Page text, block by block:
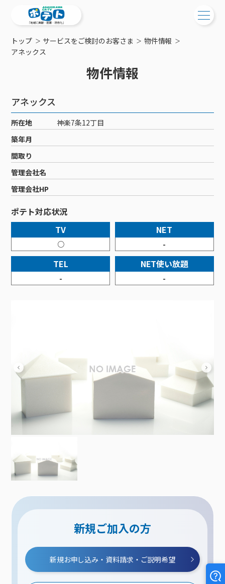
ご検討中の方
工事・配線について
新居をご検討中の方へ
ポテトを導入している集合住宅
物件情報
特典・キャンペーン
おトクな割引サービス
ご加入中の方
ご加入中のサービス確認・変更
WEBメール
サポートサービス
サポートサービストップ
リモートコール
回線速度測定
接続・設定⽅法
訪問サポート＆サポートパックサービス料⾦表
新着情報
メンテナンス・障害情報
ポテトからのプレゼント
イベントカレンダー
講座のご案内
サービス案内
サービス案内
ケーブルテレビ
ケーブルテレビトップ
チャンネル紹介
料⾦プラン
NHK衛星受信料団体⼀括⽀払
機器⼀覧
インターネット
インターネットトップ
料⾦プラン
Wi-Fiサービス
ポテトホーム防犯カメラ
オプションサービス
インターネットギガシェアプラン
固定電話
固定電話トップ
基本料⾦・通話料⾦
オプションサービス
auスマートバリュー
auまとめトーク
ポテトスマートフォントップ
料⾦プラン
機種⼀覧
オプションサービス
でんき
でんきトップ
ポラリンでんき×ポテト
ポテトでんき
暮らしを快適にするサービス
暮らしを快適にするサービストップ
ポテトライフメール
コミチャン
お困りの方はこちら
会社案内
メンテナンス
障害情報
トップ サービスをご検討のお客さま
物件情報
アネックス
物件情報
アネックス
所在地
神楽7条12丁目
築年月
間取り
管理会社名
管理会社HP
ポテト対応状況
TV
○
NET
-
TEL
-
NET使い放題
-
新規ご加入の方
新規お申し込み・資料請求・ご説明希望